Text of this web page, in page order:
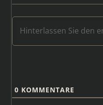
0 KOMMENTARE